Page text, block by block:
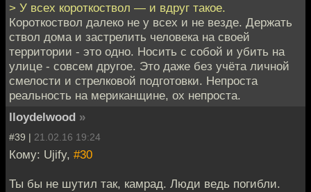
> У всех короткоствол — и вдруг такое.
Короткоствол далеко не у всех и не везде. Держать
ствол дома и застрелить человека на своей
территории - это одно. Носить с собой и убить на
улице - совсем другое. Это даже без учёта личной
смелости и стрелковой подготовки. Непроста
реальность на мериканщине, ох непроста.
lloydelwood »
#39 | 21.02.16 19:24
Кому: Ujify, #30
Ты бы не шутил так, камрад. Люди ведь погибли.